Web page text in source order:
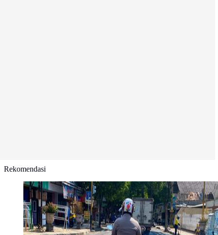
Rekomendasi